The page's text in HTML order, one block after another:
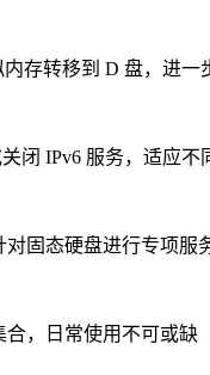
内存转移到 D 盘，进一
闭 IPv6 服务，适应不
对固态硬盘进行专项服
合，日常使用不可或缺